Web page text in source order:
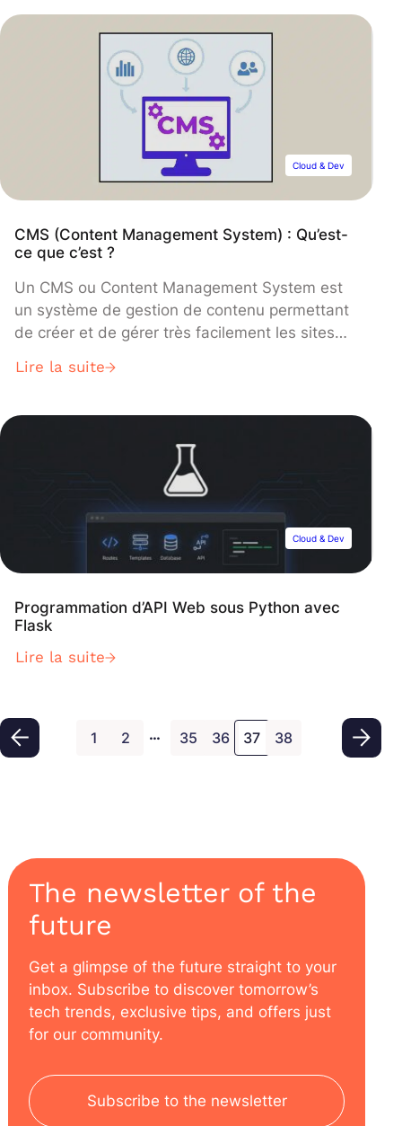
Cloud & Dev
CMS (Content Management System) : Qu’est-
ce que c’est ?
Un CMS ou Content Management System est
un système de gestion de contenu permettant
de créer et de gérer très facilement les sites
sur ces outils, quels sont les meilleurs, et
s’en servent !
Lire la suite
Cloud & Dev
Programmation d’API Web sous Python avec
Flask
Lire la suite
1 2 … 35 36 37 38
The newsletter of the
future
Get a glimpse of the future straight to your
inbox. Subscribe to discover tomorrow’s
tech trends, exclusive tips, and offers just
for our community.
Subscribe to the newsletter